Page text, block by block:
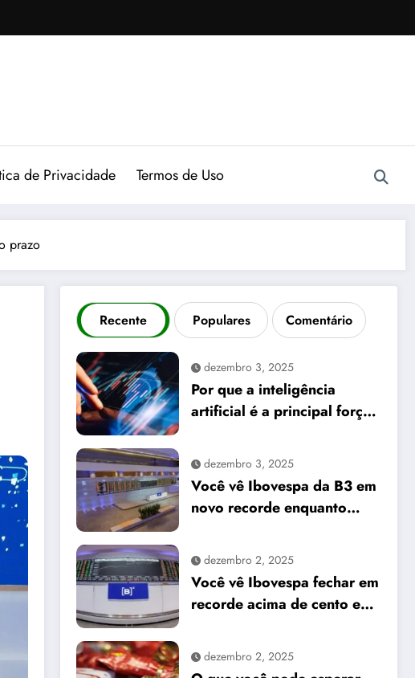
de Privacidade Termos de Uso
prazo
Recente Populares Comentário
dezembro 3, 2025
Por que a inteligência
artificial é a principal força
significa para seus
investimentos
dezembro 3, 2025
Você vê Ibovespa da B3 em
novo recorde enquanto
dezembro 2, 2025
Você vê Ibovespa fechar em
recorde acima de cento e
enquanto dólar recua para
cinco reais e trinta e três
dezembro 2, 2025